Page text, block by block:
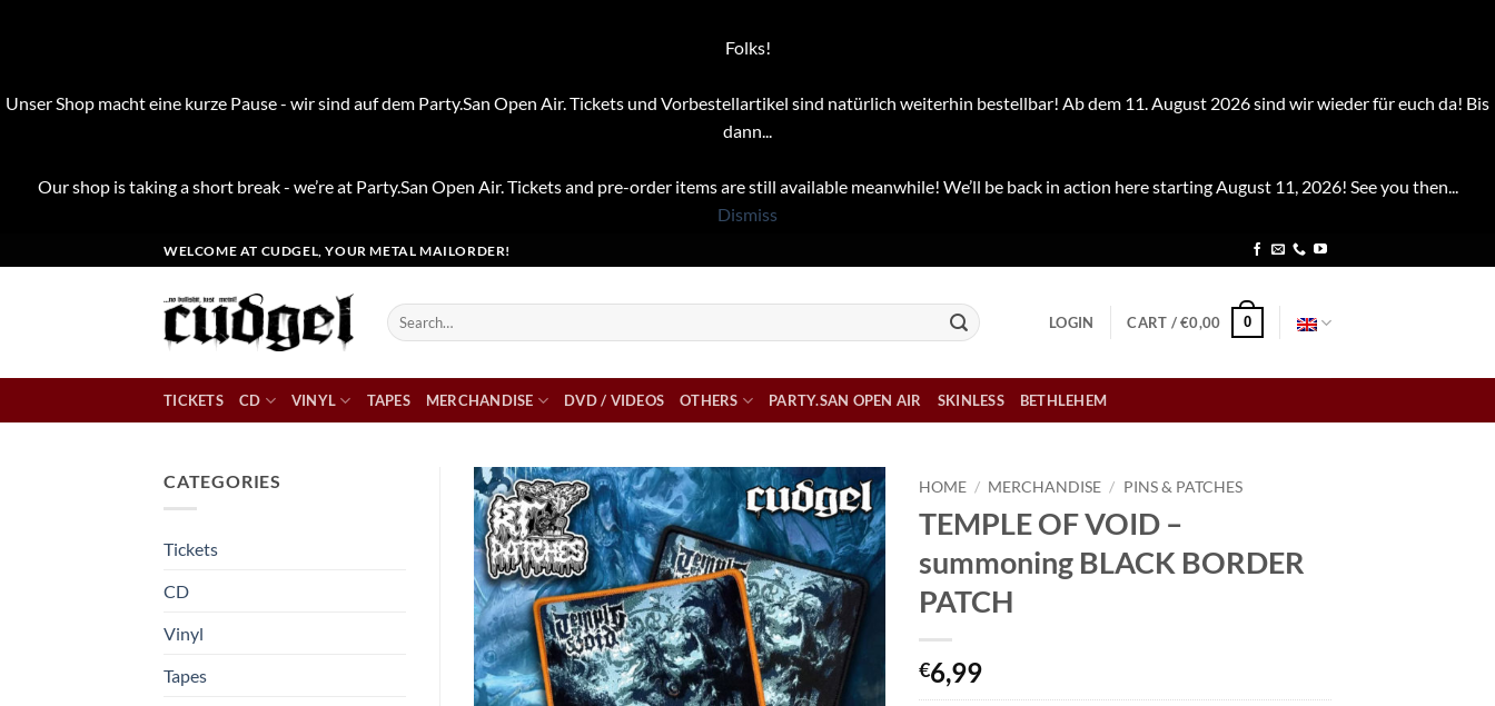
Folks!
Unser Shop macht eine kurze Pause - wir sind auf dem Party.San Open Air. Tickets und Vorbestellartikel sind natürlich weiterhin bestellbar! Ab dem 11. August 2026 sind wir wieder für euch da! Bis
dann...
Our shop is taking a short break - we’re at Party.San Open Air. Tickets and pre-order items are still available meanwhile! We’ll be back in action here starting August 11, 2026! See you then...
Dismiss
to
WELCOME AT CUDGEL, YOUR METAL MAILORDER!
Search
for:
LOGIN CART /€0,00 0
TICKETS CD VINYL TAPES MERCHANDISE DVD / VIDEOS OTHERS PARTY.SAN OPEN AIR SKINLESS BETHLEHEM
CATEGORIES
Tickets
CD
Vinyl
Tapes
HOME / MERCHANDISE / PINS & PATCHES
TEMPLE OF VOID –
summoning BLACK BORDER
PATCH
€6,99